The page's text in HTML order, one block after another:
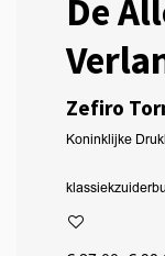
De
Zefiro
Koninklijke
klassiek